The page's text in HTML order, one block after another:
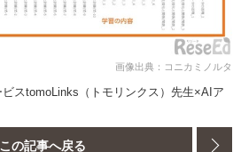
画像出典：コニカミノルタ
スtomoLinks（トモリンクス）先生×AIア
この記事へ戻る